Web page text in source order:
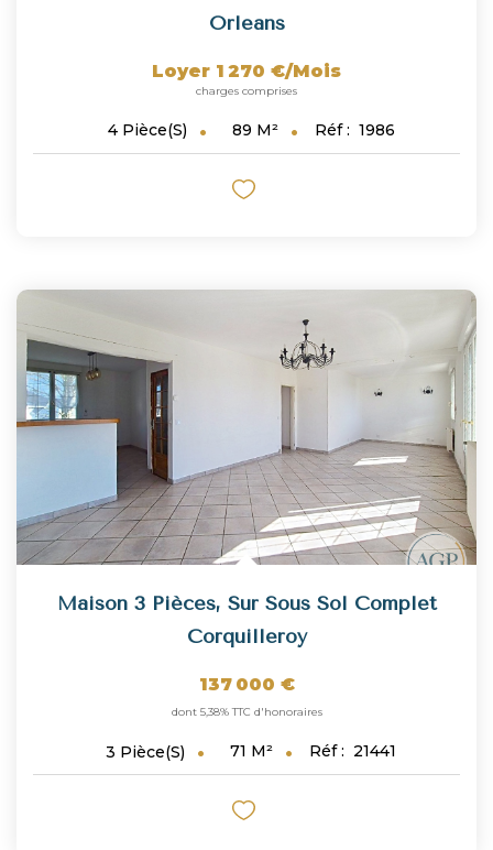
Orleans
Loyer 1 270 €/mois
charges comprises
4 Pièce(s) 89 M² Réf : 1986
Maison 3 Pièces, Sur Sous Sol Complet
Corquilleroy
137 000 €
dont 5,38% TTC d'honoraires
3 Pièce(s) 71 M² Réf : 21441